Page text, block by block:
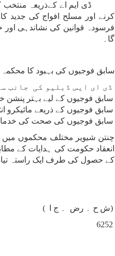
ڈی ایم اے کےذریعہ منتخب
کرنے اور مسلح افواج کی جدید
فرسودہ قوانین کی نشاندہی اور
گا۔
سابق فوجیوں کی بہبود کا محکمہ
ڈی ای ایس ڈبلیو کی جانب
سابق فوجیوں کے لیے بہتر پنشن
سابق فوجیوں کے ذریعے مائیکرو
سابق فوجیوں کی صحت کی
چنتن شیویر مختلف محکموں میں
انعقاد حکومت کی ہدایات کے
کے حصول کی طرف ایک راستہ
(ش ح ۔ رض ۔ ج ا (
6252